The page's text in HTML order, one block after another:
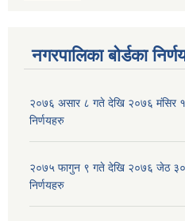
नगरपालिका बोर्डका
२०७६ असार ८ गते देखि २०७६ मंसिर
निर्णयहरु
२०७५ फागुन ९ गते देखि २०७६ जेठ ३०
निर्णयहरु